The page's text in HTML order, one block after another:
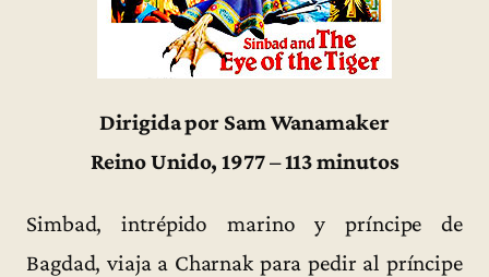
Dirigida por Sam Wanamaker
Reino Unido, 1977 – 113 minutos
Simbad, intrépido marino y príncipe de
Bagdad, viaja a Charnak para pedir al príncipe